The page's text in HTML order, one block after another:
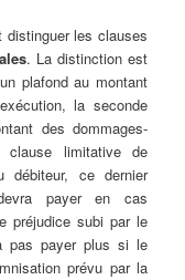
distinguer les clauses
. La distinction est
plafond au montant
la seconde
des dommages-
clause limitative de
débiteur, ce dernier
payer en cas
préjudice subi par le
pas payer plus si le
prévu par la